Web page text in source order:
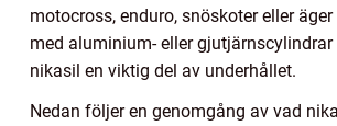
motocross, enduro, snöskoter eller
med aluminium- eller
nikasil en viktig del av underhållet.
Nedan följer en genomgång av vad